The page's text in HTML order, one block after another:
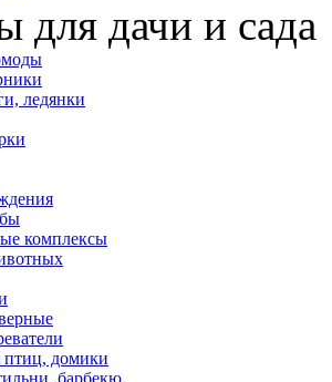
для дачи и сада
ледянки
комплексы
домики
барбекю